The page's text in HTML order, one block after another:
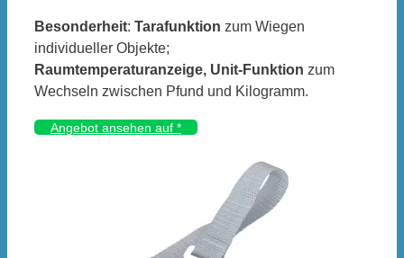
Besonderheit: Tarafunktion zum Wiegen
individueller Objekte;
Raumtemperaturanzeige, Unit-Funktion zum
Wechseln zwischen Pfund und Kilogramm.
Angebot ansehen auf *